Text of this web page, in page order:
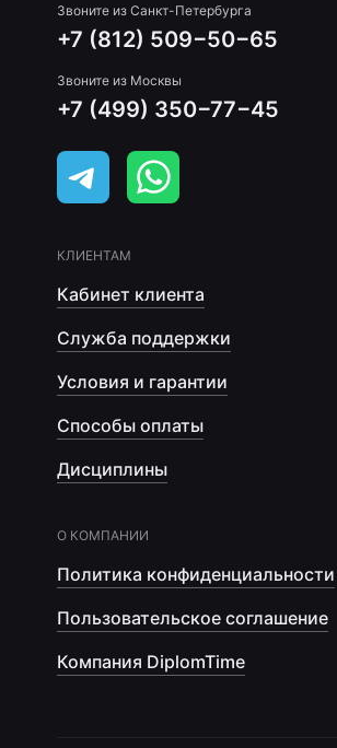
Звоните из Санкт-Петербурга
+7 (812) 509−50−65
Звоните из Москвы
+7 (499) 350−77−45
КЛИЕНТАМ
Кабинет клиента
Служба поддержки
Условия и гарантии
Способы оплаты
Дисциплины
О КОМПАНИИ
Политика конфиденциальности
Пользовательское соглашение
Компания DiplomTime